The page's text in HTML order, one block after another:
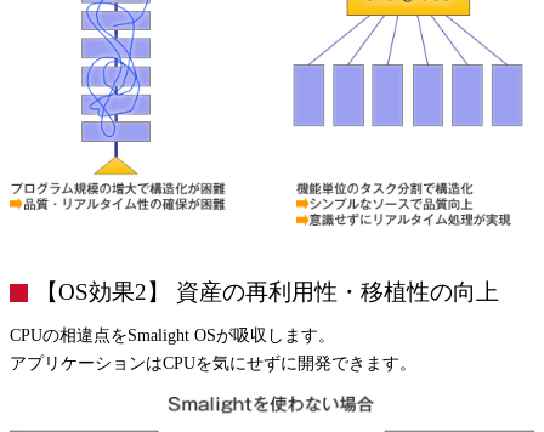
【OS効果2】 資産の再利用性・移植性の向上
CPUの相違点をSmalight OSが吸収します。
アプリケーションはCPUを気にせずに開発できます。